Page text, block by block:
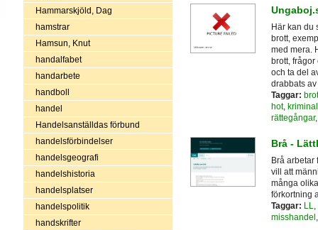
Hammarskjöld, Dag
hamstrar
Hamsun, Knut
handalfabet
handarbete
handboll
handel
Handelsanställdas förbund
handelsförbindelser
handelsgeografi
handelshistoria
handelsplatser
handelspolitik
handskrifter
Här kan du
brott,
med mera.
brott,
och ta del
drabbats av
Taggar:
hot,
rättegångar
Brå -
Brå arbetar
vill att
många
förkortning
Taggar: LL,
misshandel